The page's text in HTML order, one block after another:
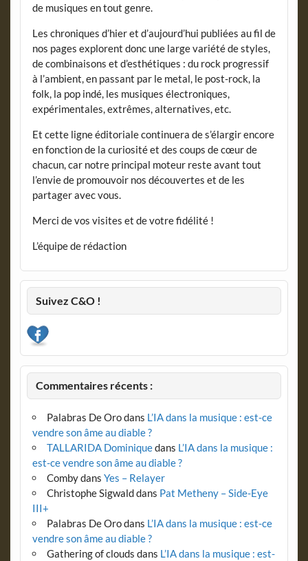
de musiques en tout genre.
Les chroniques d’hier et d’aujourd’hui publiées au fil de
nos pages explorent donc une large variété de styles,
de combinaisons et d’esthétiques : du rock progressif
à l’ambient, en passant par le metal, le post-rock, la
folk, la pop indé, les musiques électroniques,
expérimentales, extrêmes, alternatives, etc.
Et cette ligne éditoriale continuera de s’élargir encore
en fonction de la curiosité et des coups de cœur de
chacun, car notre principal moteur reste avant tout
l’envie de promouvoir nos découvertes et de les
partager avec vous.
Merci de vos visites et de votre fidélité !
L’équipe de rédaction
Suivez C&O !
Commentaires récents :
Palabras De Orodans L’IA dans la musique : est-ce
vendre son âme au diable ?
TALLARIDA Dominiquedans L’IA dans la musique :
est-ce vendre son âme au diable ?
Combydans Yes – Relayer
Christophe Sigwalddans Pat Metheny – Side-Eye
III+
Palabras De Orodans L’IA dans la musique : est-ce
vendre son âme au diable ?
Gathering of clouds dans L’IA dans la musique : est-